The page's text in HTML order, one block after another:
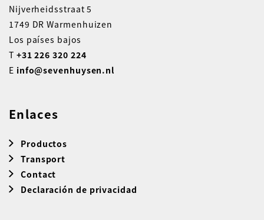
Nijverheidsstraat 5
1749 DR Warmenhuizen
Los países bajos
T +31 226 320 224
E info@sevenhuysen.nl
Enlaces
Productos
Transport
Contact
Declaración de privacidad